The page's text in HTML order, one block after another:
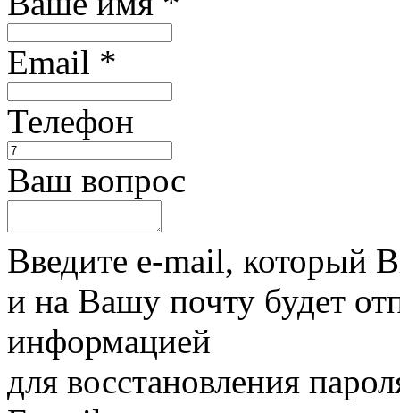
Email *
Телефон
Ваш вопрос
Введите e-mail, который
и на Вашу почту будет
информацией
для восстановления